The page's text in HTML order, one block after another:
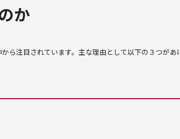
か
ら注目されています。主な理由として以下の３つがあ